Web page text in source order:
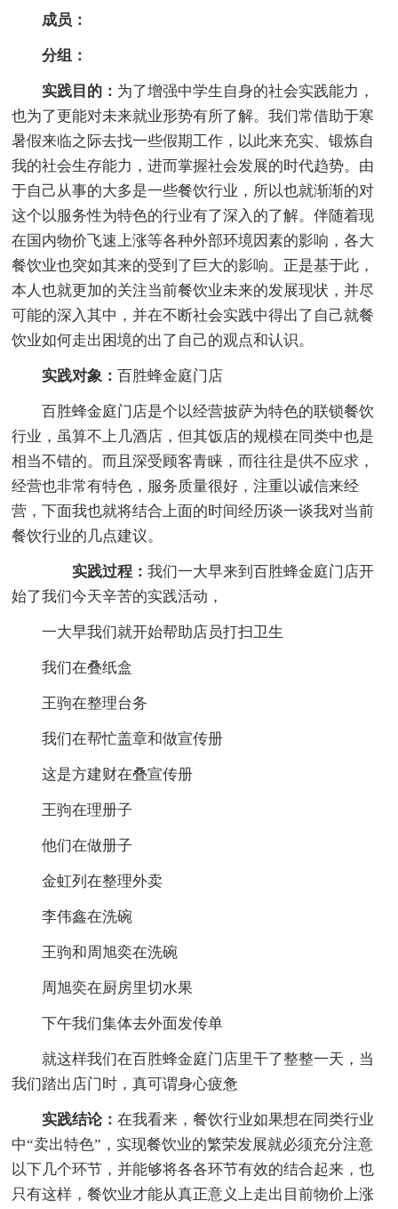
成员：
分组：
实践目的： 为了增强中学生自身的社会实践能力，
也为了更能对未来就业形势有所了解。我们常借助于寒
暑假来临之际去找一些假期工作，以此来充实、锻炼自
我的社会生存能力，进而掌握社会发展的时代趋势。由
于自己从事的大多是一些餐饮行业，所以也就渐渐的对
这个以服务性为特色的行业有了深入的了解。伴随着现
在国内物价飞速上涨等各种外部环境因素的影响，各大
餐饮业也突如其来的受到了巨大的影响。正是基于此，
本人也就更加的关注当前餐饮业未来的发展现状，并尽
可能的深入其中，并在不断社会实践中得出了自己就餐
饮业如何走出困境的出了自己的观点和认识。
实践对象： 百胜蜂金庭门店
百胜蜂金庭门店是个以经营披萨为特色的联锁餐饮
行业，虽算不上几酒店，但其饭店的规模在同类中也是
相当不错的。而且深受顾客青睐，而往往是供不应求，
经营也非常有特色，服务质量很好，注重以诚信来经
营，下面我也就将结合上面的时间经历谈一谈我对当前
餐饮行业的几点建议。
实践过程：我们一大早来到百胜蜂金庭门店开
始了我们今天辛苦的实践活动，
一大早我们就开始帮助店员打扫卫生
我们在叠纸盒
王驹在整理台务
我们在帮忙盖章和做宣传册
这是方建财在叠宣传册
王驹在理册子
他们在做册子
金虹列在整理外卖
李伟鑫在洗碗
王驹和周旭奕在洗碗
周旭奕在厨房里切水果
下午我们集体去外面发传单
就这样我们在百胜蜂金庭门店里干了整整一天，当
我们踏出店门时，真可谓身心疲惫
实践结论：在我看来，餐饮行业如果想在同类行业
中“卖出特色”，实现餐饮业的繁荣发展就必须充分注意
以下几个环节，并能够将各各环节有效的结合起来，也
只有这样，餐饮业才能从真正意义上走出目前物价上涨